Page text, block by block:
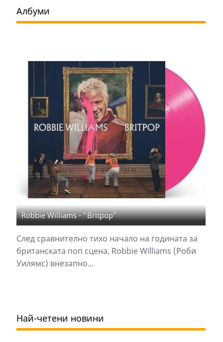
Албуми
Robbie Williams - "Britpop"
След сравнително тихо начало на годината за
британската поп сцена, Robbie Williams (Роби
Уилямс) внезапно...
Най-четени новини